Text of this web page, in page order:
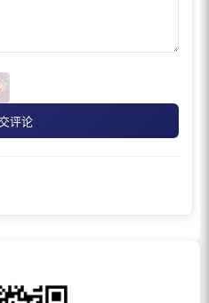
评论